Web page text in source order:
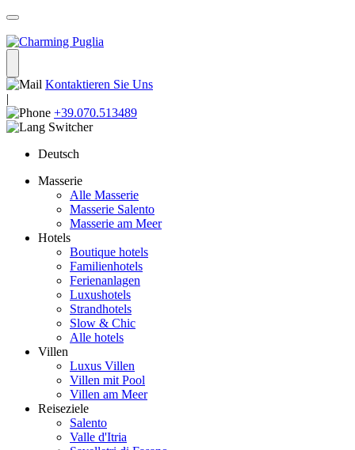
Kontaktieren Sie Uns
|
+39.070.513489
Deutsch
Masserie
Alle Masserie
Masserie Salento
Masserie am Meer
Hotels
Boutique hotels
Familienhotels
Ferienanlagen
Luxushotels
Strandhotels
Slow & Chic
Alle hotels
Villen
Luxus Villen
Villen mit Pool
Villen am Meer
Reiseziele
Salento
Valle d'Itria